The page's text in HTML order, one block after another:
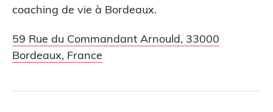
coaching de vie à Bordeaux.
59 Rue du Commandant Arnould, 33000
Bordeaux, France